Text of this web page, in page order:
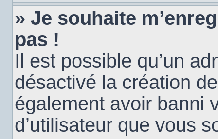
» Je souhaite
pas !
Il est possible qu’un
désactivé la création
également avoir banni
d’utilisateur que vous